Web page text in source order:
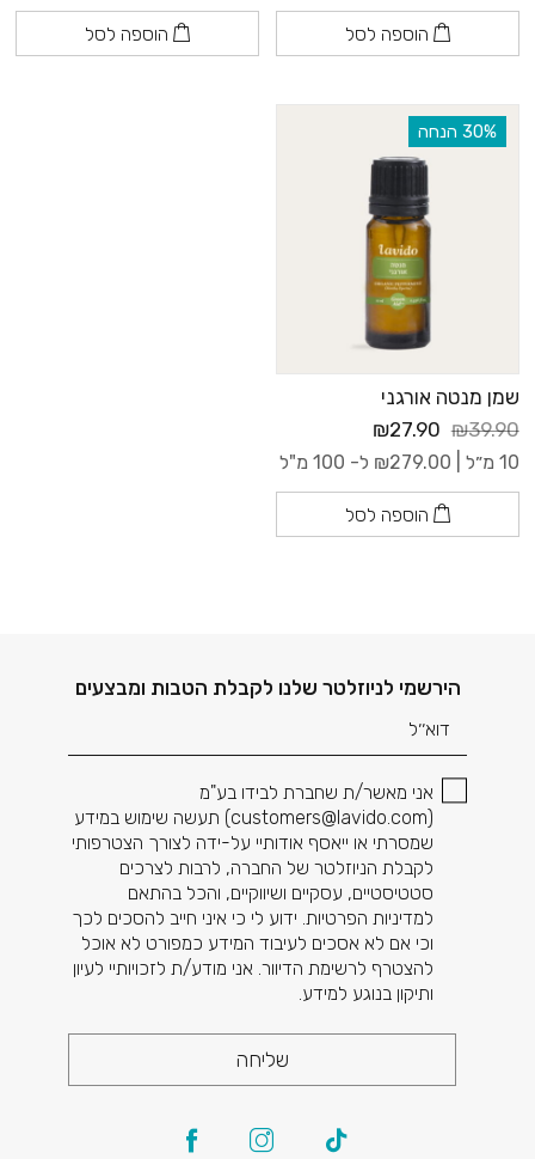
הוספה לסל הוספה לסל
‫30% הנחה
שמן מנטה אורגני
₪39.90
₪27.90
10 מ״ל | ₪279.00 ל- 100 מ"ל
הוספה לסל
הירשמי לניוזלטר שלנו לקבלת הטבות ומבצעים
דוא׳׳ל
אני מאשר/ת שחברת לבידו בע"מ
(
customers@lavido.com) תעשה שימוש במידע
שמסרתי או ייאסף אודותיי על-ידה לצורך הצטרפותי
לקבלת הניוזלטר של החברה, לרבות לצרכים
סטטיסטיים, עסקיים ושיווקיים, והכל בהתאם
למדיניות הפרטיות. ידוע לי כי איני חייב להסכים לכך
וכי אם לא אסכים לעיבוד המידע כמפורט לא אוכל
להצטרף לרשימת הדיוור. אני מודע/ת לזכויותיי לעיון
ותיקון בנוגע למידע.
שליחה